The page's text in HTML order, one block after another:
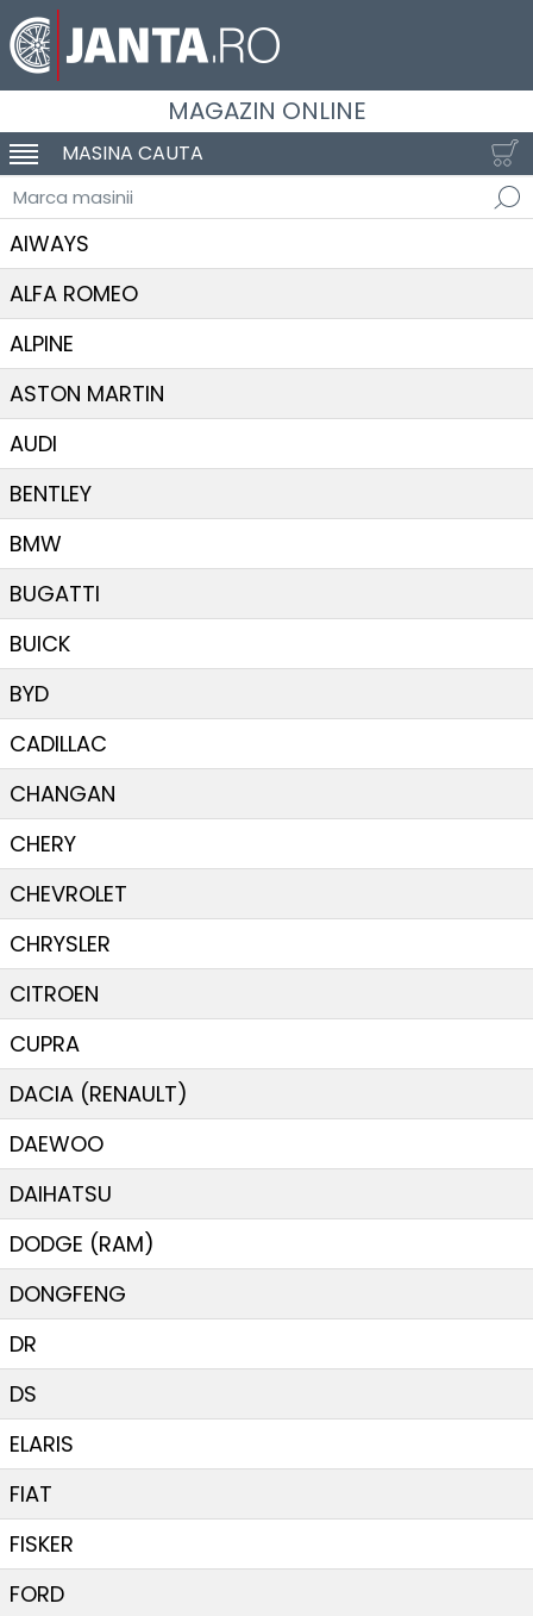
MAGAZIN ONLINE
SCHIMBA NAVIGAREA
MASINA CAUTA
Marca masinii
AIWAYS
ALFA ROMEO
ALPINE
ASTON MARTIN
AUDI
BENTLEY
BMW
BUGATTI
BUICK
BYD
CADILLAC
CHANGAN
CHERY
CHEVROLET
CHRYSLER
CITROEN
CUPRA
DACIA (RENAULT)
DAEWOO
DAIHATSU
DODGE (RAM)
DONGFENG
DR
DS
ELARIS
FIAT
FISKER
FORD